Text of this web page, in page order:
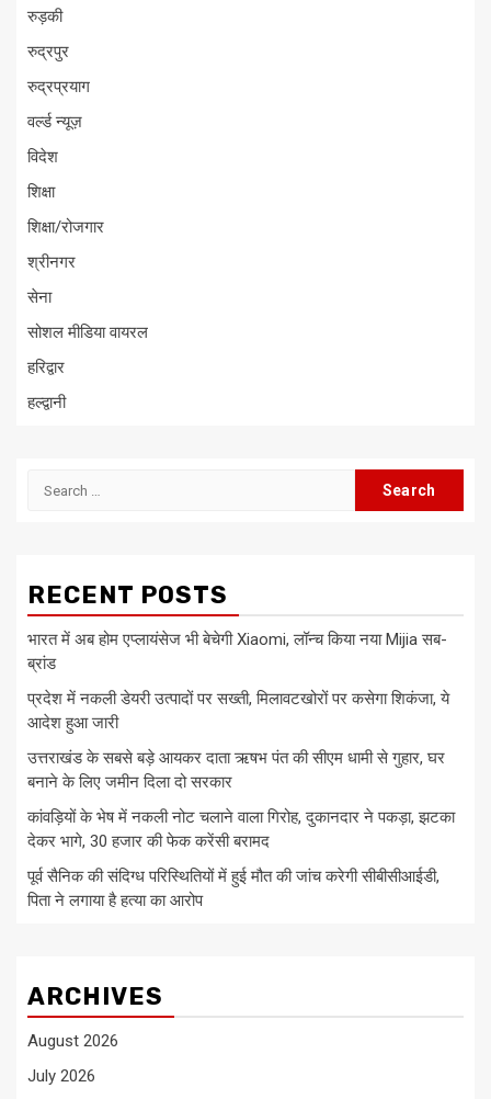
रुड़की
रुद्रपुर
रुद्रप्रयाग
वर्ल्ड न्यूज़
विदेश
शिक्षा
शिक्षा/रोजगार
श्रीनगर
सेना
सोशल मीडिया वायरल
हरिद्वार
हल्द्वानी
Search
RECENT POSTS
भारत में अब होम एप्लायंसेज भी बेचेगी Xiaomi, लॉन्च किया नया Mijia सब-
ब्रांड
प्रदेश में नकली डेयरी उत्पादों पर सख्ती, मिलावटखोरों पर कसेगा शिकंजा, ये
आदेश हुआ जारी
उत्तराखंड के सबसे बड़े आयकर दाता ऋषभ पंत की सीएम धामी से गुहार, घर
बनाने के लिए जमीन दिला दो सरकार
कांवड़ियों के भेष में नकली नोट चलाने वाला गिरोह, दुकानदार ने पकड़ा, झटका
देकर भागे, 30 हजार की फेक करेंसी बरामद
पूर्व सैनिक की संदिग्ध परिस्थितियों में हुई मौत की जांच करेगी सीबीसीआईडी,
पिता ने लगाया है हत्या का आरोप
ARCHIVES
August 2026
July 2026